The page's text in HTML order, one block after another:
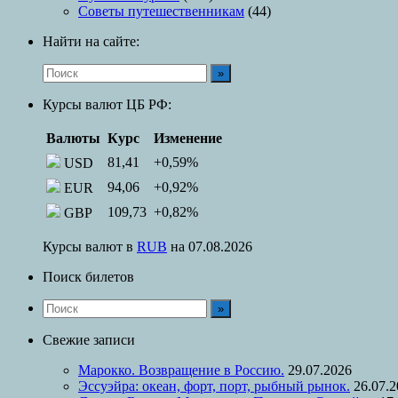
Советы путешественникам (44)
Найти на сайте:
Курсы валют ЦБ РФ:
Валюты Курс
Изменение
USD
81,41 +0,59%
EUR
94,06 +0,92%
GBP
109,73 +0,82%
Курсы валют в RUB на 07.08.2026
Поиск билетов
Свежие записи
Марокко. Возвращение в Россию. 29.07.2026
Эссуэйра: океан, форт, порт, рыбный рынок.